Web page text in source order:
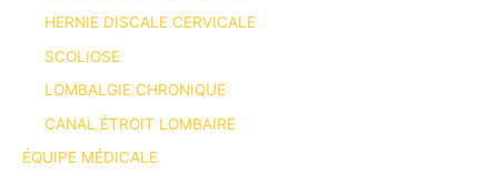
HERNIE DISCALE CERVICALE
SCOLIOSE
LOMBALGIE CHRONIQUE
CANAL ÉTROIT LOMBAIRE
ÉQUIPE MÉDICALE